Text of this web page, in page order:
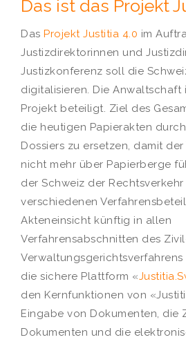
Das ist das Projekt
Das Projekt Justitia 4.0 im
Justizdirektorinnen und
Justizkonferenz soll die
digitalisieren. Die Anwaltschaft
Projekt beteiligt. Ziel des
die heutigen Papierakten
Dossiers zu ersetzen, damit
nicht mehr über Papierberge
der Schweiz der
verschiedenen
Akteneinsicht künftig in allen
Verfahrensabschnitten des
die sichere Plattform «
den Kernfunktionen von
Eingabe von Dokumenten, die
Dokumenten und die